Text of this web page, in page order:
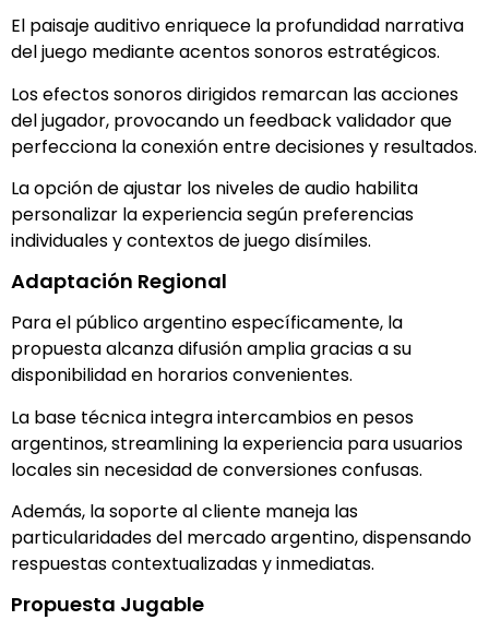
El paisaje auditivo enriquece la profundidad narrativa
del juego mediante acentos sonoros estratégicos.
Los efectos sonoros dirigidos remarcan las acciones
del jugador, provocando un feedback validador que
perfecciona la conexión entre decisiones y resultados.
La opción de ajustar los niveles de audio habilita
personalizar la experiencia según preferencias
individuales y contextos de juego disímiles.
Adaptación Regional
Para el público argentino específicamente, la
propuesta alcanza difusión amplia gracias a su
disponibilidad en horarios convenientes.
La base técnica integra intercambios en pesos
argentinos, streamlining la experiencia para usuarios
locales sin necesidad de conversiones confusas.
Además, la soporte al cliente maneja las
particularidades del mercado argentino, dispensando
respuestas contextualizadas y inmediatas.
Propuesta Jugable